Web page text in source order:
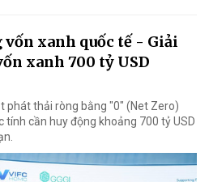
xanh quốc tế - Giải
xanh 700 tỷ USD
phát thải ròng bằng "0" (Net Zero)
tính cần huy động khoảng 700 tỷ USD